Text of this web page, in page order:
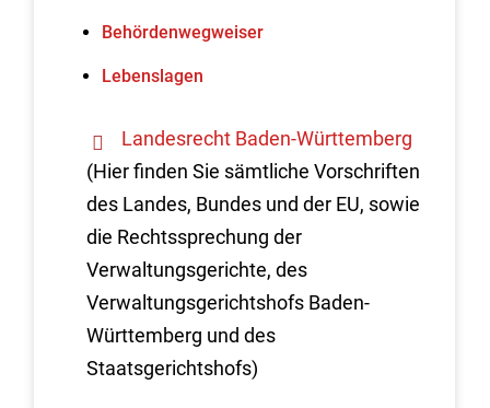
Behördenwegweiser
Lebenslagen
Landesrecht Baden-Württemberg
(Hier finden Sie sämtliche Vorschriften
des Landes, Bundes und der EU, sowie
die Rechtssprechung der
Verwaltungsgerichte, des
Verwaltungsgerichtshofs Baden-
Württemberg und des
Staatsgerichtshofs)